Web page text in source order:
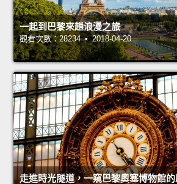
一起到巴黎來趟浪漫之旅
觀看次數：28234 • 2018-04-20
走進時光隧道，一窺巴黎奧塞博物館